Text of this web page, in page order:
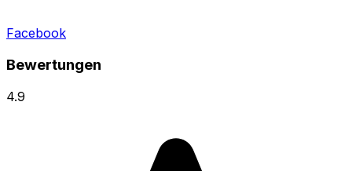
Facebook
Bewertungen
4.9